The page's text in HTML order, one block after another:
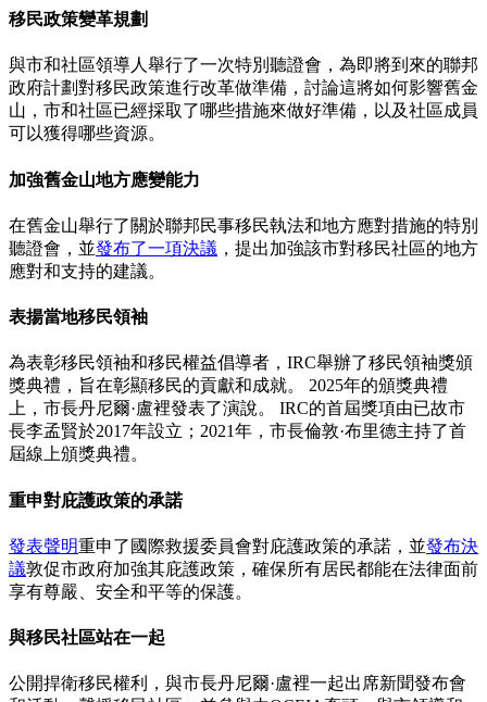
移民政策變革規劃
與市和社區領導人舉行了一次特別聽證會，為即將到來的聯邦
政府計劃對移民政策進行改革做準備，討論這將如何影響舊金
山，市和社區已經採取了哪些措施來做好準備，以及社區成員
可以獲得哪些資源。
加強舊金山地方應變能力
在舊金山舉行了關於聯邦民事移民執法和地方應對措施的特別
聽證會，並發布了一項決議 ，提出加強該市對移民社區的地方
應對和支持的建議。
表揚當地移民領袖
為表彰移民領袖和移民權益倡導者，IRC舉辦了移民領袖獎頒
獎典禮，旨在彰顯移民的貢獻和成就。 2025年的頒獎典禮
上，市長丹尼爾·盧裡發表了演說。 IRC的首屆獎項由已故市
長李孟賢於2017年設立；2021年，市長倫敦·布里德主持了首
屆線上頒獎典禮。
重申對庇護政策的承諾
發表聲明重申了國際救援委員會對庇護政策的承諾，並發布決
議敦促市政府加強其庇護政策，確保所有居民都能在法律面前
享有尊嚴、安全和平等的保護。
與移民社區站在一起
公開捍衛移民權利，與市長丹尼爾·盧裡一起出席新聞發布會